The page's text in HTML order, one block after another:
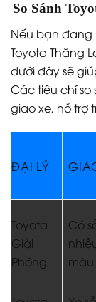
So Sánh
Nếu bạn đang
Toyota Thăng
dưới đây sẽ
Các tiêu chí so
giao xe, hỗ trợ
ĐẠI LÝ
Toyota
Giải
Phóng
Có
màu